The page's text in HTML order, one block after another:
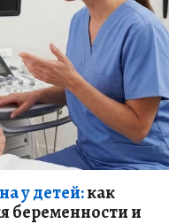
у детей:как
беременности и